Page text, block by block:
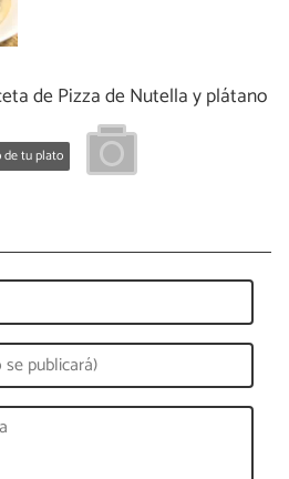
de Pizza de Nutella y plátano
de tu plato